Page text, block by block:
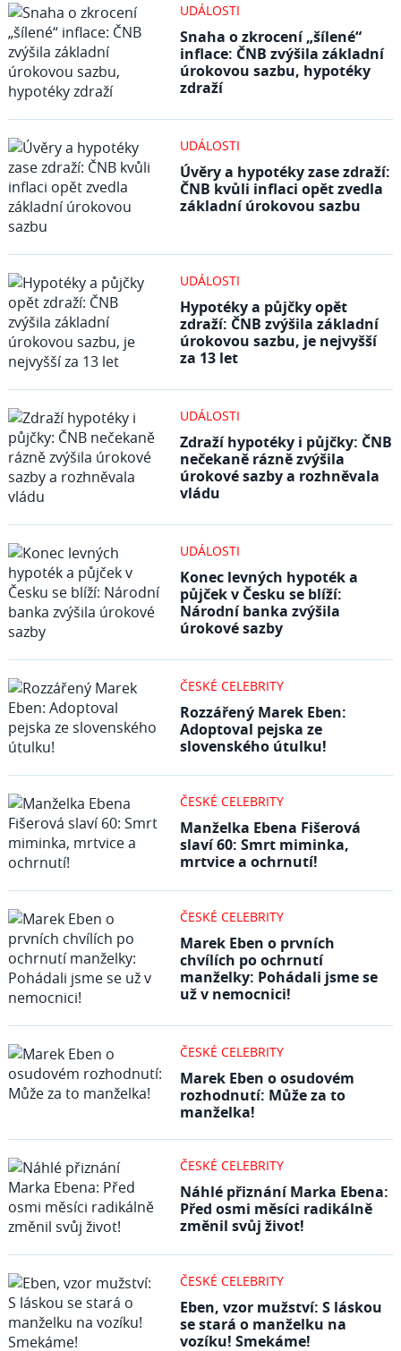
UDÁLOSTI
Snaha o zkrocení „šílené“
inflace: ČNB zvýšila základní
úrokovou sazbu, hypotéky
zdraží
UDÁLOSTI
Úvěry a hypotéky zase zdraží:
ČNB kvůli inflaci opět zvedla
základní úrokovou sazbu
UDÁLOSTI
Hypotéky a půjčky opět
zdraží: ČNB zvýšila základní
úrokovou sazbu, je nejvyšší
za 13 let
UDÁLOSTI
Zdraží hypotéky i půjčky: ČNB
nečekaně rázně zvýšila
úrokové sazby a rozhněvala
vládu
UDÁLOSTI
Konec levných hypoték a
půjček v Česku se blíží:
Národní banka zvýšila
úrokové sazby
ČESKÉ CELEBRITY
Rozzářený Marek Eben:
Adoptoval pejska ze
slovenského útulku!
ČESKÉ CELEBRITY
Manželka Ebena Fišerová
slaví 60: Smrt miminka,
mrtvice a ochrnutí!
ČESKÉ CELEBRITY
Marek Eben o prvních
chvílích po ochrnutí
manželky: Pohádali jsme se
už v nemocnici!
ČESKÉ CELEBRITY
Marek Eben o osudovém
rozhodnutí: Může za to
manželka!
ČESKÉ CELEBRITY
Náhlé přiznání Marka Ebena:
Před osmi měsíci radikálně
změnil svůj život!
ČESKÉ CELEBRITY
Eben, vzor mužství: S láskou
se stará o manželku na
vozíku! Smekáme!